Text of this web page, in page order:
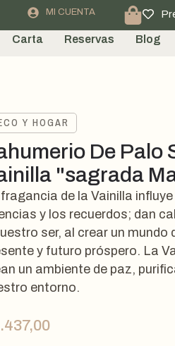
MI CUENTA
Carta Reservas Blog
Y HOGAR
De Palo
"sagrada
de la Vainilla
y los recuerdos; dan
ser, al crear un mundo
y futuro próspero. La
un ambiente de paz,
entorno.